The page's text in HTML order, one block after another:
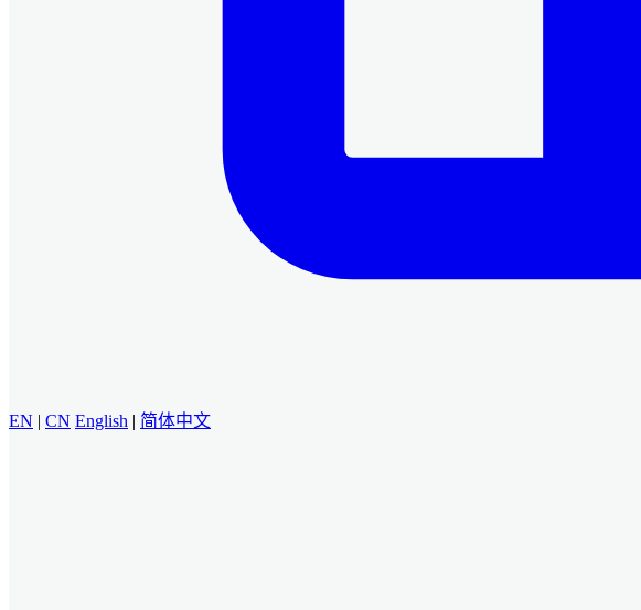
EN | CN English | 简体中文